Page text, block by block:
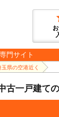
門サイト
玉県の空港近く
古一戸建て